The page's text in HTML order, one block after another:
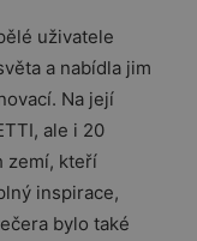
uživatele
a nabídla jim
Na její
ale i 20
zemí, kteří
inspirace,
bylo také